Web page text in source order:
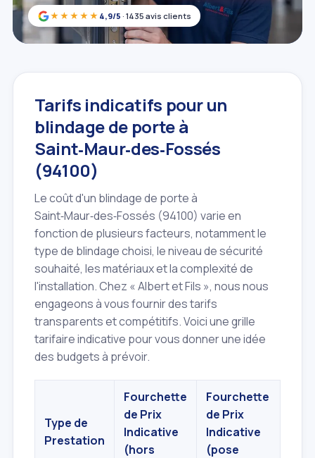
★★★★★ 4,9/5 · 1435 avis clients
Tarifs indicatifs pour un
blindage de porte à
Saint‑Maur‑des‑Fossés
(94100)
Le coût d'un blindage de porte à
Saint‑Maur‑des‑Fossés (94100) varie en
fonction de plusieurs facteurs, notamment le
type de blindage choisi, le niveau de sécurité
souhaité, les matériaux et la complexité de
l'installation. Chez « Albert et Fils », nous nous
engageons à vous fournir des tarifs
transparents et compétitifs. Voici une grille
tarifaire indicative pour vous donner une idée
des budgets à prévoir.
Type de
Prestation
Fourchette
de Prix
Indicative
(hors
Fourchette
de Prix
Indicative
(pose